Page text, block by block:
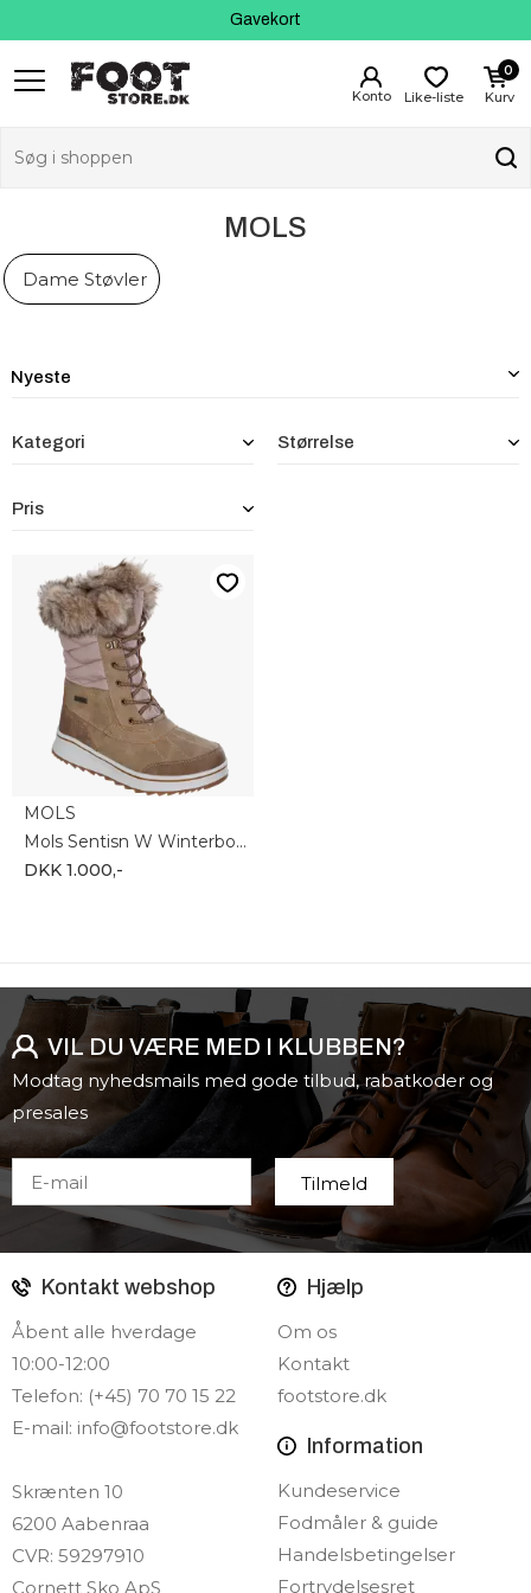
Gavekort
Kundeservice
Kurv
0
Like-liste
MOLS
Dame Støvler
Kategori Størrelse
Pris
MOLS
Mols Sentisn W Winterboot WP V2 M244394-1060
DKK 1.000,-
VIL DU VÆRE MED I KLUBBEN?
Modtag nyhedsmails med gode tilbud, rabatkoder og
presales
Kontakt webshop
Åbent alle hverdage
10:00-12:00
Telefon: (+45) 70 70 15 22
E-mail: info@footstore.dk
Skrænten 10
6200 Aabenraa
CVR: 59297910
Cornett Sko ApS
Hjælp
Om os
Kontakt
footstore.dk
Information
Kundeservice
Fodmåler & guide
Handelsbetingelser
Fortrydelsesret